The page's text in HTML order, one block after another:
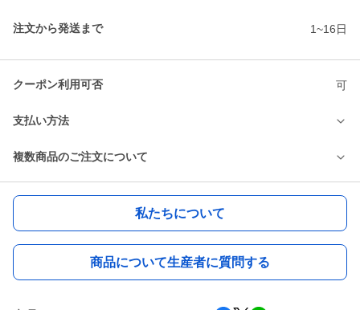
注文から発送まで 1~16日
クーポン利用可否 可
支払い方法
複数商品のご注文について
私たちについて
商品について生産者に質問する